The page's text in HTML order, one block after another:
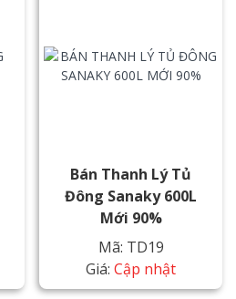
Bán Thanh Lý Tủ
Đông Sanaky 600L
Mới 90%
Mã: TD19
Giá: Cập nhật